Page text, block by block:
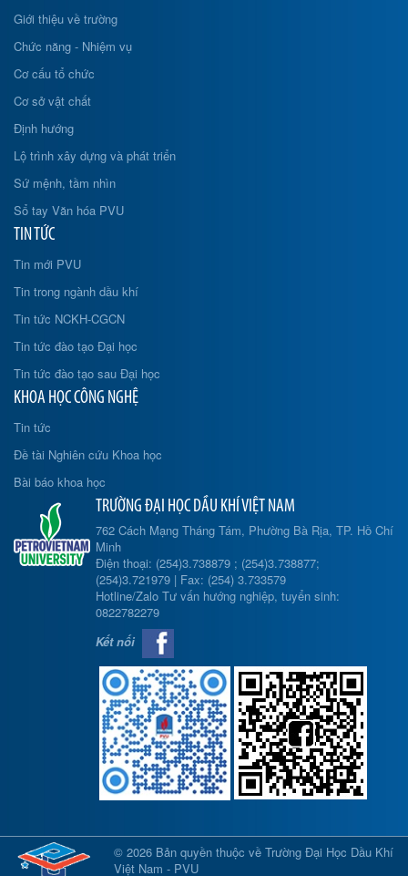
Giới thiệu về trường
Chức năng - Nhiệm vụ
Cơ cấu tổ chức
Cơ sở vật chất
Định hướng
Lộ trình xây dựng và phát triển
Sứ mệnh, tầm nhìn
Sổ tay Văn hóa PVU
TIN TỨC
Tin mới PVU
Tin trong ngành dầu khí
Tin tức NCKH-CGCN
Tin tức đào tạo Đại học
Tin tức đào tạo sau Đại học
KHOA HỌC CÔNG NGHỆ
Tin tức
Đề tài Nghiên cứu Khoa học
Bài báo khoa học
TRƯỜNG ĐẠI HỌC DẦU KHÍ VIỆT NAM
762 Cách Mạng Tháng Tám, Phường Bà Rịa, TP. Hồ Chí
Minh
Điện thoại: (254)3.738879 ; (254)3.738877;
(254)3.721979 | Fax: (254) 3.733579
Hotline/Zalo Tư vấn hướng nghiệp, tuyển sinh:
0822782279
Kết nối
© 2026 Bản quyền thuộc về Trường Đại Học Dầu Khí
Việt Nam - PVU